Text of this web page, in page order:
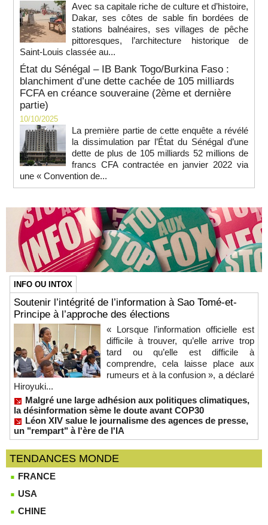
Avec sa capitale riche de culture et d’histoire,
Dakar, ses côtes de sable fin bordées de
stations balnéaires, ses villages de pêche
pittoresques, l’architecture historique de
Saint-Louis classée au...
État du Sénégal – IB Bank Togo/Burkina Faso :
blanchiment d’une dette cachée de 105 milliards
FCFA en créance souveraine (2ème et dernière
partie)
10/10/2025
La première partie de cette enquête a révélé
la dissimulation par l’État du Sénégal d’une
dette de plus de 105 milliards 52 millions de
francs CFA contractée en janvier 2022 via
une « Convention de...
INFO OU INTOX
Soutenir l’intégrité de l’information à Sao Tomé-et-
Principe à l’approche des élections
« Lorsque l’information officielle est
difficile à trouver, qu’elle arrive trop
tard ou qu’elle est difficile à
comprendre, cela laisse place aux
rumeurs et à la confusion », a déclaré
Hiroyuki...
Malgré une large adhésion aux politiques climatiques,
la désinformation sème le doute avant COP30
Léon XIV salue le journalisme des agences de presse,
un "rempart" à l'ère de l'IA
TENDANCES MONDE
FRANCE
USA
CHINE